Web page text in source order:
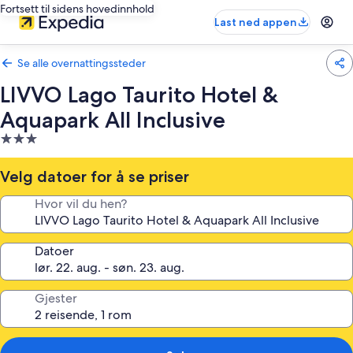
Fortsett til sidens hovedinnhold
Last ned appen
Se alle overnattingssteder
LIVVO Lago Taurito Hotel &
Aquapark All Inclusive
Overnattingssted
med
3.0
stjerner
Velg datoer for å se priser
Hvor vil du hen?
Datoer
Gjester